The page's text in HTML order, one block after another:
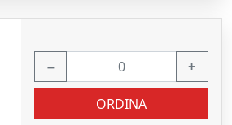
− +
ORDINA